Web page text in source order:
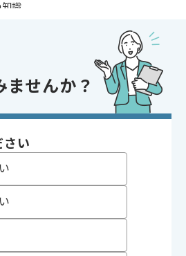
知識
の専門知識
います！まずはお気軽にご相談ください！
術に積極的 , 急募 , 外国籍の方も活躍中 ,
ませんか？
さい